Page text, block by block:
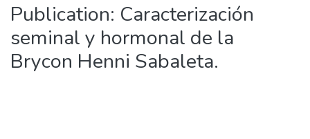
Publication: Caracterización
seminal y hormonal de la
Brycon Henni Sabaleta.